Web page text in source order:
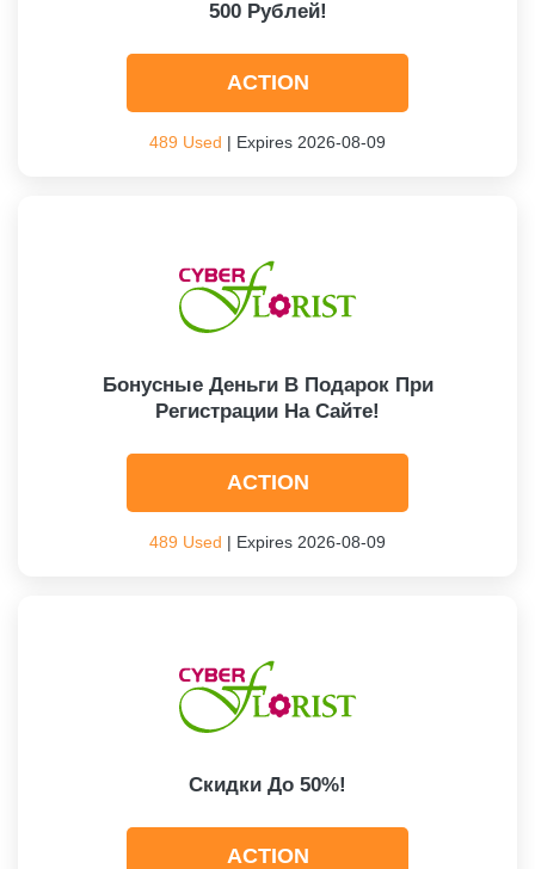
500 Рублей!
ACTION
489 Used | Expires 2026-08-09
Бонусные Деньги В Подарок При
Регистрации На Сайте!
ACTION
489 Used | Expires 2026-08-09
Скидки До 50%!
ACTION